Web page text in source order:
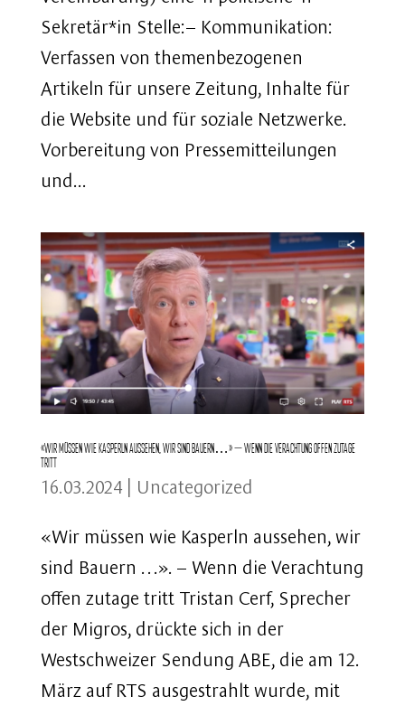
Sekretär*in Stelle:– Kommunikation:
Verfassen von themenbezogenen
Artikeln für unsere Zeitung, Inhalte für
die Website und für soziale Netzwerke.
Vorbereitung von Pressemitteilungen
und...
«Wir müssen wie Kasperln aussehen, wir sind Bauern…» – Wenn die Verachtung offen zutage
tritt
16.03.2024| Uncategorized
«Wir müssen wie Kasperln aussehen, wir
sind Bauern …». – Wenn die Verachtung
offen zutage tritt Tristan Cerf, Sprecher
der Migros, drückte sich in der
Westschweizer Sendung ABE, die am 12.
März auf RTS ausgestrahlt wurde, mit